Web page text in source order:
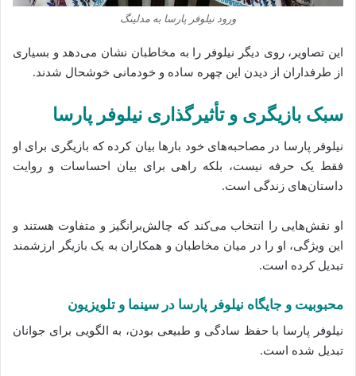
ورود نیلوفر پارسا به مدلینگ
این تصاویر، روی دیگر نیلوفر را به مخاطبان نشان می‌دهد و بسیاری
از طرفداران از دیدن این چهره ساده و خودمانی خوشحال شدند.
سبک بازیگری و تأثیرگذاری نیلوفر پارسا
نیلوفر پارسا در مصاحبه‌های خود بارها بیان کرده که بازیگری برای او
فقط یک حرفه نیست، بلکه راهی برای بیان احساسات و روایت
داستان‌های زندگی است.
او نقش‌هایی را انتخاب می‌کند که چالش‌برانگیز و متفاوت هستند و
این ویژگی، او را در میان مخاطبان و همکاران به یک بازیگر ارزشمند
تبدیل کرده است.
محبوبیت و جایگاه نیلوفر پارسا در سینما و تلویزیون
نیلوفر پارسا با حفظ سادگی و طبیعی بودن، به الگویی برای جوانان
تبدیل شده است.